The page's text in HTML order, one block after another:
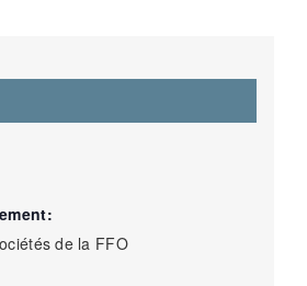
de la FFO